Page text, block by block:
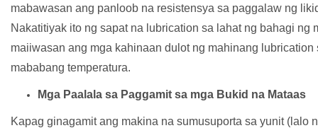
mabawasan ang panloob na resistensya sa paggalaw ng
Nakatitiyak ito ng sapat na lubrication sa lahat ng bahagi ng
maiiwasan ang mga kahinaan dulot ng mahinang lubrication
mababang temperatura.
Mga Paalala sa Paggamit sa mga Bukid na Mataas
Kapag ginagamit ang makina na sumusuporta sa yunit (lalo